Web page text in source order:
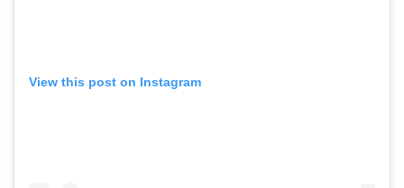
View this post on Instagram